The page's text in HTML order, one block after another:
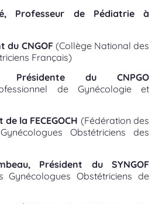
Professeur de Pédiatrie à
du CNGOF(Collège National des
Français)
Présidente du CNPGO
de Gynécologie et
la FECEGOCH (Fédération des
Obstétriciens des
Président du SYNGOF
Gynécologues Obstétriciens de